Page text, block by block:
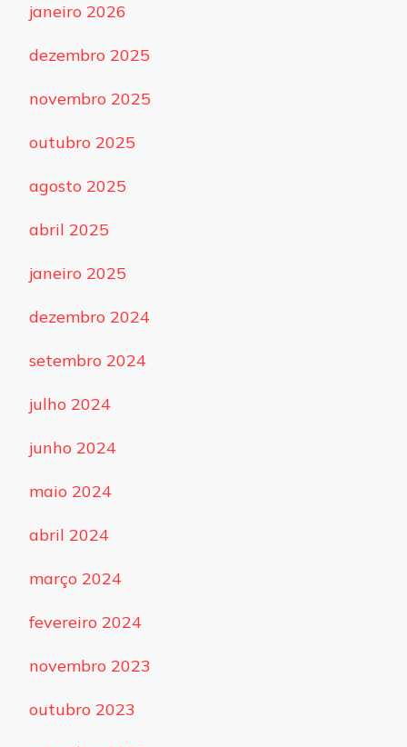
janeiro 2026
dezembro 2025
novembro 2025
outubro 2025
agosto 2025
abril 2025
janeiro 2025
dezembro 2024
setembro 2024
julho 2024
junho 2024
maio 2024
abril 2024
março 2024
fevereiro 2024
novembro 2023
outubro 2023